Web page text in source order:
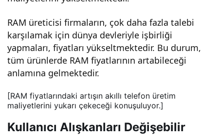
RAM üreticisi firmaların, çok daha fazla talebi
karşılamak için dünya devleriyle işbirliği
yapmaları, fiyatları yükseltmektedir. Bu durum,
tüm ürünlerde RAM fiyatlarının artabileceği
anlamına gelmektedir.
[RAM fiyatlarındaki artışın akıllı telefon üretim
maliyetlerini yukarı çekeceği konuşuluyor.]
Kullanıcı Alışkanları Değişebilir
başl
ıyor!